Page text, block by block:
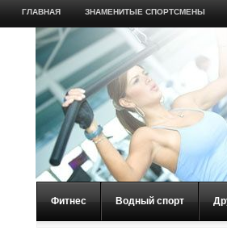
ГЛАВНАЯ ЗНАМЕНИТЫЕ СПОРТСМЕНЫ
Фитнес Водный спорт